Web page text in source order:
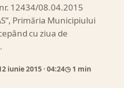
12434/08.04.2015
Primăria Municipiului
cu ziua de
iunie 2015 · 04:24◷ 1 min